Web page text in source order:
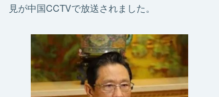
見が中国CCTVで放送されました。